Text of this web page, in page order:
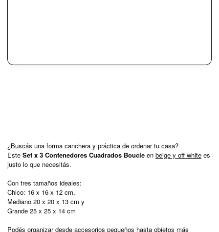
¿Buscás una forma canchera y práctica de ordenar tu casa?
Este Set x 3 Contenedores Cuadrados Boucle en beige y off white es
justo lo que necesitás.
Con tres tamaños ideales:
Chico: 16 x 16 x 12 cm,
Mediano 20 x 20 x 13 cm y
Grande 25 x 25 x 14 cm
Podés organizar desde accesorios pequeños hasta objetos más